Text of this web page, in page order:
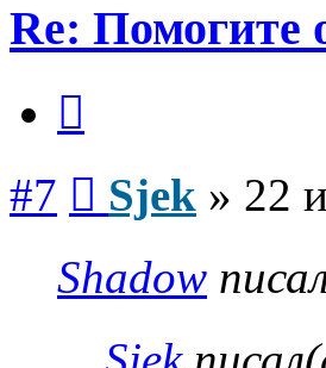
Re: Помогите
#7 Sjek » 22
Shadow